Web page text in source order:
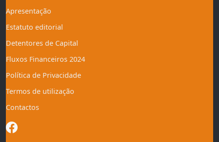
Apresentação
Estatuto editorial
Detentores de Capital
Fluxos Financeiros 2024
Política de Privacidade
Termos de utilização
Contactos